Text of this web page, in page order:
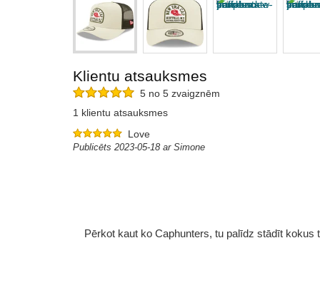
Klientu atsauksmes
5 no 5 zvaigznēm
1 klientu atsauksmes
Love
Publicēts 2023-05-18 ar Simone
Pērkot kaut ko Caphunters, tu palīdz stādīt